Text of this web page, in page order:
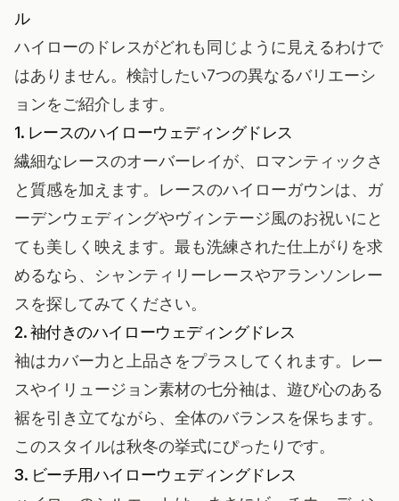
ル
ハイローのドレスがどれも同じように見えるわけで
はありません。検討したい7つの異なるバリエーシ
ョンをご紹介します。
1. レースのハイローウェディングドレス
繊細なレースのオーバーレイが、ロマンティックさ
と質感を加えます。レースのハイローガウンは、ガ
ーデンウェディングやヴィンテージ風のお祝いにと
ても美しく映えます。最も洗練された仕上がりを求
めるなら、シャンティリーレースやアランソンレー
スを探してみてください。
2. 袖付きのハイローウェディングドレス
袖はカバー力と上品さをプラスしてくれます。レー
スやイリュージョン素材の七分袖は、遊び心のある
裾を引き立てながら、全体のバランスを保ちます。
このスタイルは秋冬の挙式にぴったりです。
3. ビーチ用ハイローウェディングドレス